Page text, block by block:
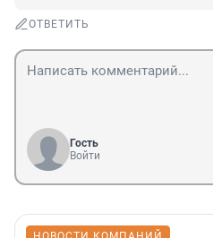
ОТВЕТИТЬ
Гость
Войти